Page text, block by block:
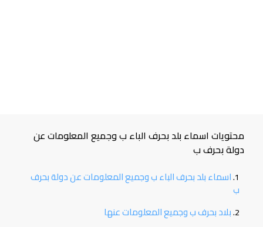
محتويات اسماء بلد بحرف الباء ب وجميع المعلومات عن
دولة بحرف ب
اسماء بلد بحرف الباء ب وجميع المعلومات عن دولة بحرف
ب
بلاد بحرف ب وجميع المعلومات عنها